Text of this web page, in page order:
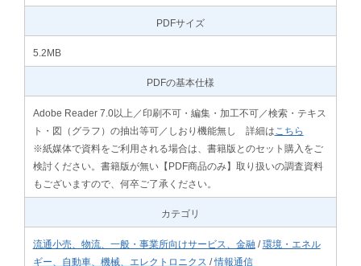
PDFサイズ
5.2MB
PDFの基本仕様
Adobe Reader 7.0以上／印刷不可・編集・加工不可／検索・テキス
ト・図（グラフ）の抽出等可／しおり機能無し 詳細は こちら
※紙媒体で資料をご利用される場合は、書籍版とのセット購入をご
検討ください。書籍版が無い【PDF商品のみ】取り扱いの調査資料
もございますので、何卒ご了承ください。
カテゴリ
流通小売、物流、一般・事業所向けサービス、金融 /環境・エネル
ギー、自動車、機械、エレクトロニクス /情報通信